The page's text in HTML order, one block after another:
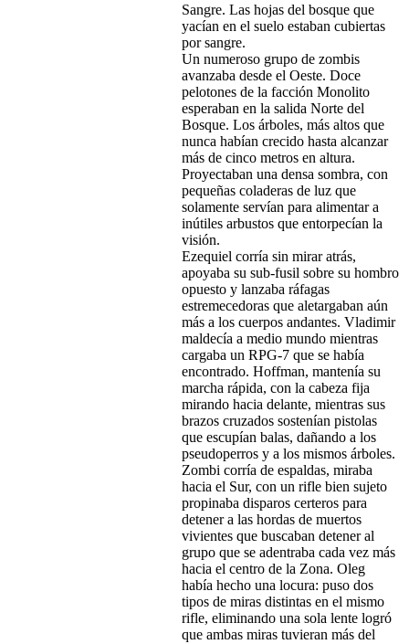
Sangre. Las hojas del bosque que
yacían en el suelo estaban cubiertas
por sangre.
Un numeroso grupo de zombis
avanzaba desde el Oeste. Doce
pelotones de la facción Monolito
esperaban en la salida Norte del
Bosque. Los árboles, más altos que
nunca habían crecido hasta alcanzar
más de cinco metros en altura.
Proyectaban una densa sombra, con
pequeñas coladeras de luz que
solamente servían para alimentar a
inútiles arbustos que entorpecían la
visión.
Ezequiel corría sin mirar atrás,
apoyaba su sub-fusil sobre su hombro
opuesto y lanzaba ráfagas
estremecedoras que aletargaban aún
más a los cuerpos andantes. Vladimir
maldecía a medio mundo mientras
cargaba un RPG-7 que se había
encontrado. Hoffman, mantenía su
marcha rápida, con la cabeza fija
mirando hacia delante, mientras sus
brazos cruzados sostenían pistolas
que escupían balas, dañando a los
pseudoperros y a los mismos árboles.
Zombi corría de espaldas, miraba
hacia el Sur, con un rifle bien sujeto
propinaba disparos certeros para
detener a las hordas de muertos
vivientes que buscaban detener al
grupo que se adentraba cada vez más
hacia el centro de la Zona. Oleg
había hecho una locura: puso dos
tipos de miras distintas en el mismo
rifle, eliminando una sola lente logró
que ambas miras tuvieran más del